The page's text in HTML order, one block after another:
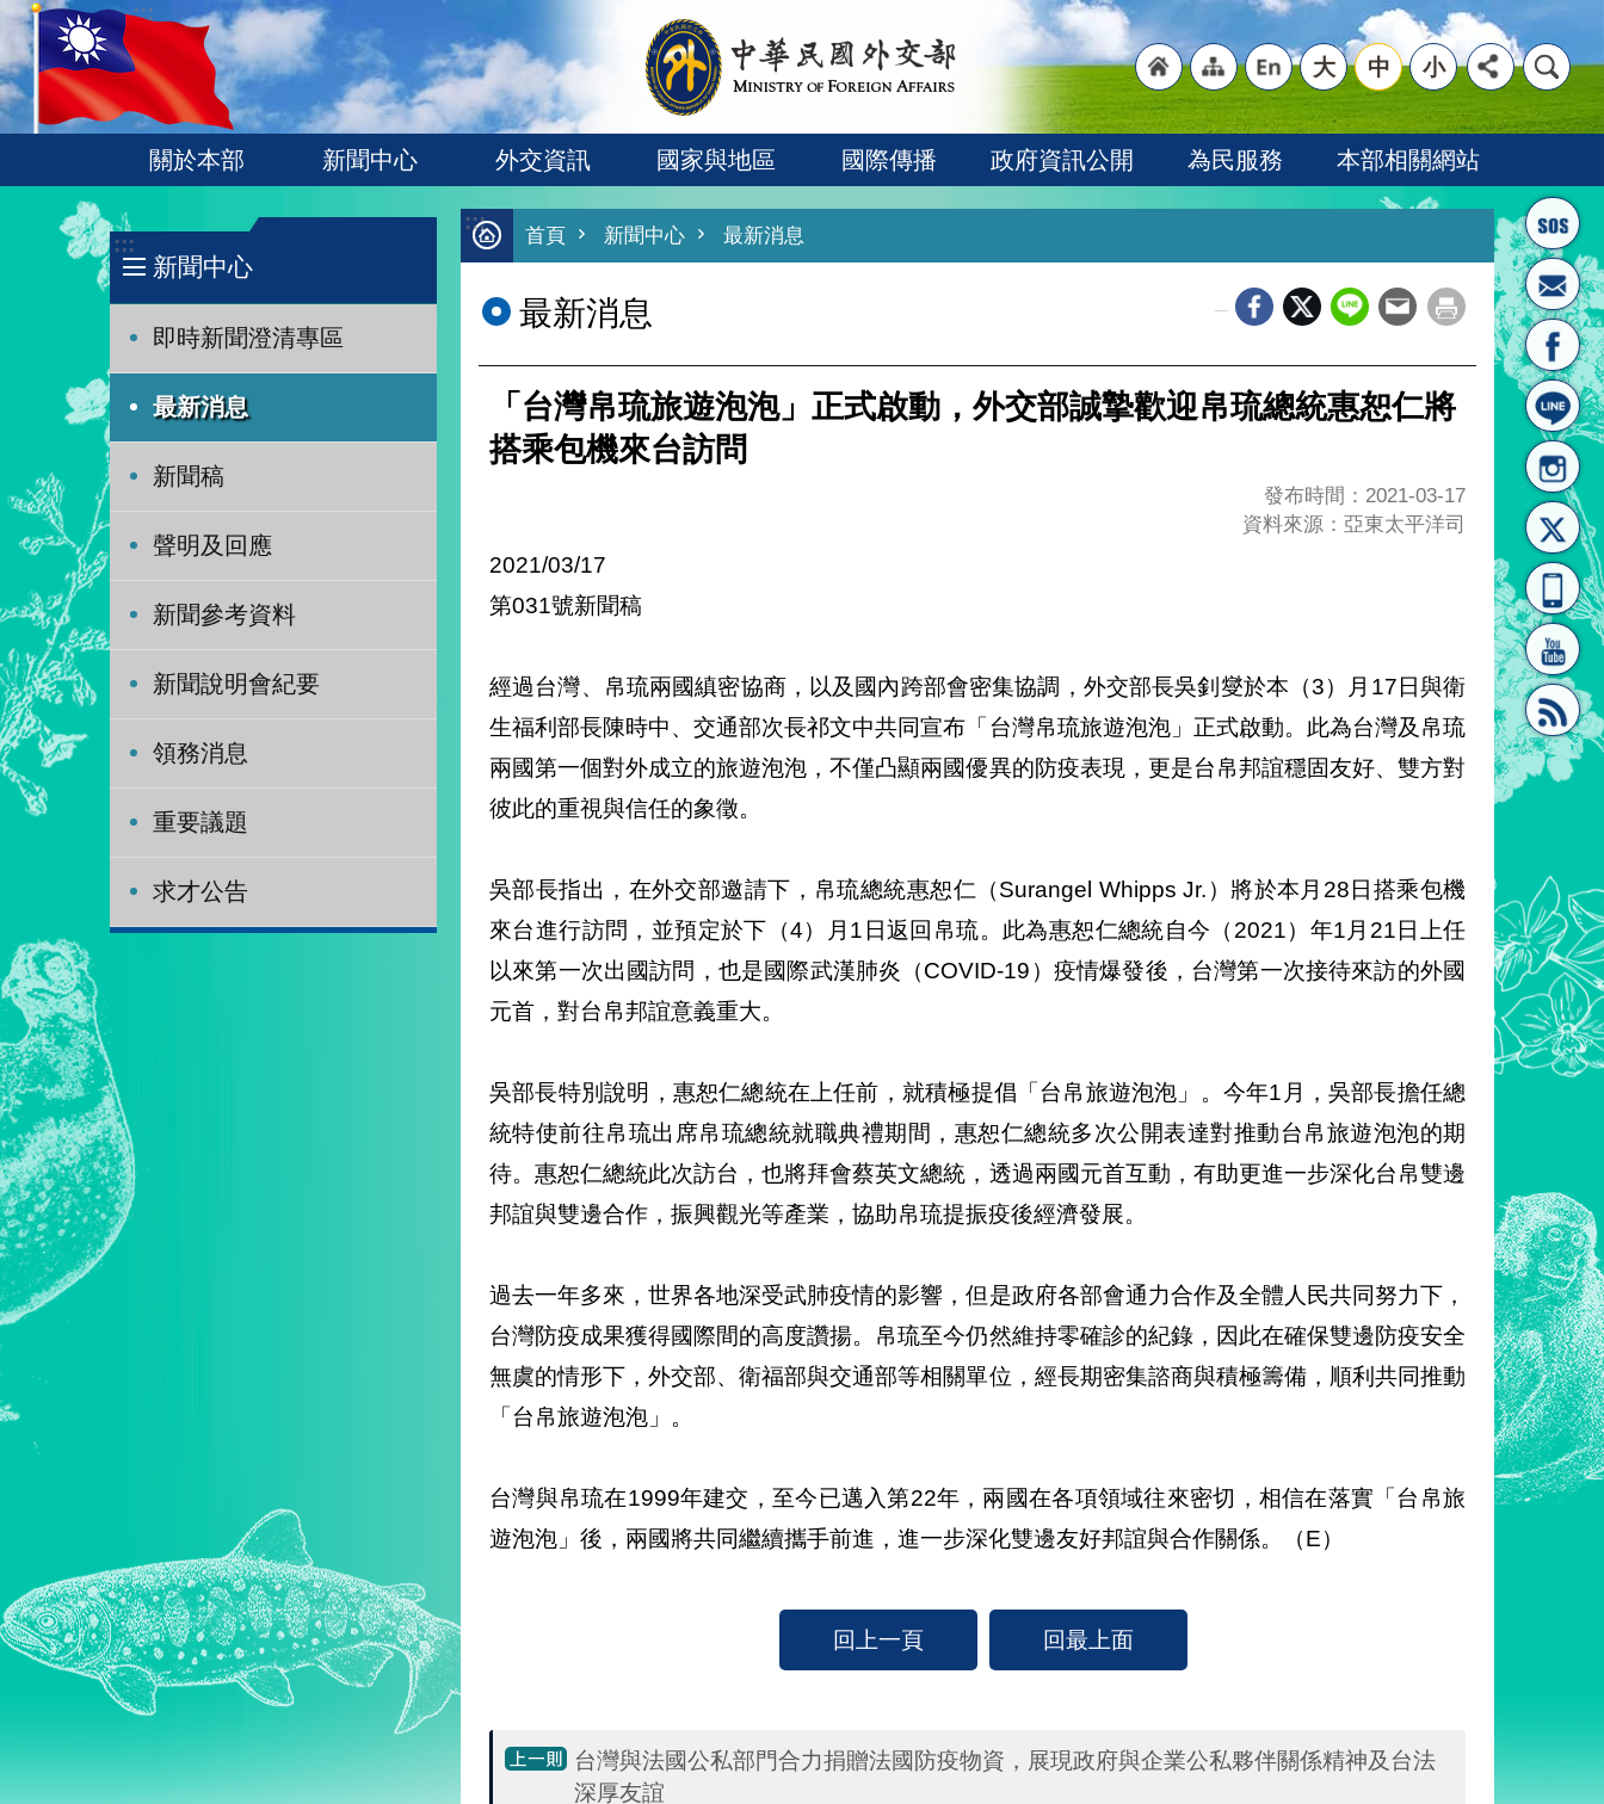
跳到主要內容區塊
:::
首頁
結]"
"網
站導
[連
"英
文語
大 中 小
關於本部 新聞中心 外交資訊 國家與地區 國際傳播 政府資訊公開 為民服務 本部相關網站
:::
新聞中心
即時新聞澄清專區
最新消息
新聞稿
聲明及回應
新聞參考資料
新聞說明會紀要
領務消息
重要議題
求才公告
:::
首頁 新聞中心 最新消息
最新消息
「台灣帛琉旅遊泡泡」正式啟動，外交部誠摯歡迎帛琉總統惠恕仁將
搭乘包機來台訪問
發布時間：2021-03-17
資料來源：亞東太平洋司
2021/03/17
第031號新聞稿
經過台灣、帛琉兩國縝密協商，以及國內跨部會密集協調，外交部長吳釗燮於本（3）月17日與衛
生福利部長陳時中、交通部次長祁文中共同宣布「台灣帛琉旅遊泡泡」正式啟動。此為台灣及帛琉
兩國第一個對外成立的旅遊泡泡，不僅凸顯兩國優異的防疫表現，更是台帛邦誼穩固友好、雙方對
彼此的重視與信任的象徵。
吳部長指出，在外交部邀請下，帛琉總統惠恕仁（Surangel Whipps Jr.）將於本月28日搭乘包機
來台進行訪問，並預定於下（4）月1日返回帛琉。此為惠恕仁總統自今（2021）年1月21日上任
以來第一次出國訪問，也是國際武漢肺炎（COVID-19）疫情爆發後，台灣第一次接待來訪的外國
元首，對台帛邦誼意義重大。
吳部長特別說明，惠恕仁總統在上任前，就積極提倡「台帛旅遊泡泡」。今年1月，吳部長擔任總
統特使前往帛琉出席帛琉總統就職典禮期間，惠恕仁總統多次公開表達對推動台帛旅遊泡泡的期
待。惠恕仁總統此次訪台，也將拜會蔡英文總統，透過兩國元首互動，有助更進一步深化台帛雙邊
邦誼與雙邊合作，振興觀光等產業，協助帛琉提振疫後經濟發展。
過去一年多來，世界各地深受武肺疫情的影響，但是政府各部會通力合作及全體人民共同努力下，
台灣防疫成果獲得國際間的高度讚揚。帛琉至今仍然維持零確診的紀錄，因此在確保雙邊防疫安全
無虞的情形下，外交部、衛福部與交通部等相關單位，經長期密集諮商與積極籌備，順利共同推動
「台帛旅遊泡泡」。
台灣與帛琉在1999年建交，至今已邁入第22年，兩國在各項領域往來密切，相信在落實「台帛旅
遊泡泡」後，兩國將共同繼續攜手前進，進一步深化雙邊友好邦誼與合作關係。（E）
回上一頁 回最上面
台灣與法國公私部門合力捐贈法國防疫物資，展現政府與企業公私夥伴關係精神及台法
深厚友誼